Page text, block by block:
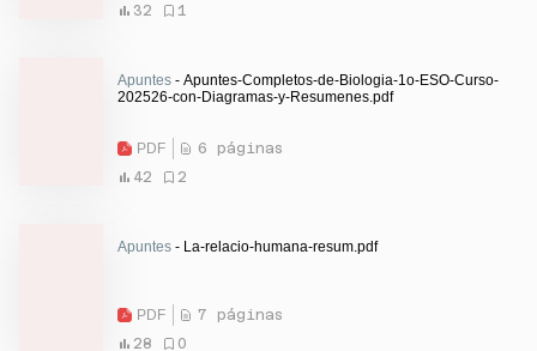
32
1
Apuntes - Apuntes-Completos-de-Biologia-1o-ESO-Curso-
202526-con-Diagramas-y-Resumenes.pdf
PDF
6 páginas
42
2
Apuntes - La-relacio-humana-resum.pdf
PDF
7 páginas
28
0